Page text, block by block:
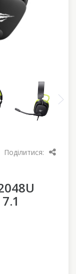
Поділитися: